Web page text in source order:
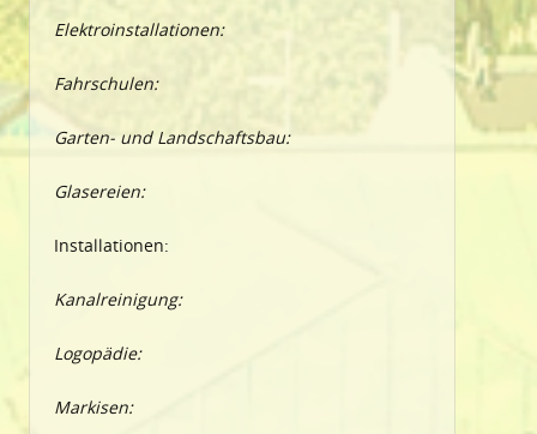
Elektroinstallationen:
Fahrschulen:
Garten- und Landschaftsbau:
Glasereien:
Installationen:
Kanalreinigung:
Logopädie:
Markisen: